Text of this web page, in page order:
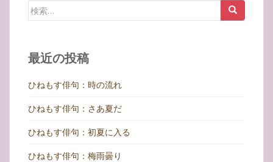
検
最近の投稿
ひねもす俳句：時の流れ
ひねもす俳句：さあ夏だ
ひねもす俳句：初夏に入る
ひねもす俳句：梅雨曇り